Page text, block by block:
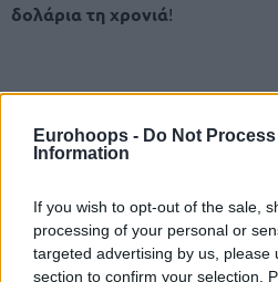
Eurohoops - Do Not
Information
If you wish to opt-out of the sale,
processing of your personal or
targeted advertising by us, please
section to confirm your selection.
δολάρια τη χρονιά!